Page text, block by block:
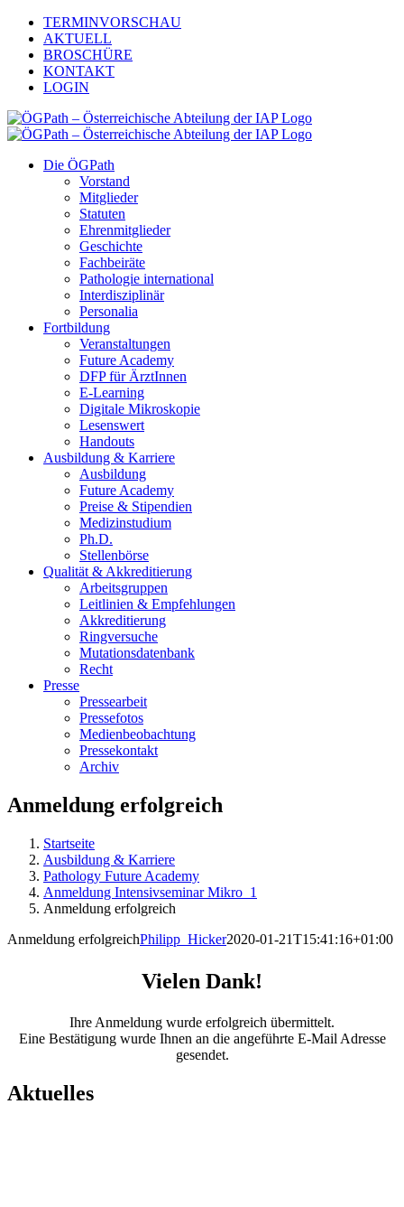
Zum
Inhalt
springen
TERMINVORSCHAU
AKTUELL
BROSCHÜRE
KONTAKT
LOGIN
Die ÖGPath
Vorstand
Mitglieder
Statuten
Ehrenmitglieder
Geschichte
Fachbeiräte
Pathologie international
Interdisziplinär
Personalia
Fortbildung
Veranstaltungen
Future Academy
DFP für ÄrztInnen
E-Learning
Digitale Mikroskopie
Lesenswert
Handouts
Ausbildung & Karriere
Ausbildung
Future Academy
Preise & Stipendien
Medizinstudium
Ph.D.
Stellenbörse
Qualität & Akkreditierung
Arbeitsgruppen
Leitlinien & Empfehlungen
Akkreditierung
Ringversuche
Mutationsdatenbank
Recht
Presse
Pressearbeit
Pressefotos
Medienbeobachtung
Pressekontakt
Archiv
Anmeldung erfolgreich
Startseite
Ausbildung & Karriere
Pathology Future Academy
Anmeldung Intensivseminar Mikro_1
Anmeldung erfolgreich
Anmeldung erfolgreichPhilipp_Hicker2020-01-21T15:41:16+01:00
Vielen Dank!
Ihre Anmeldung wurde erfolgreich übermittelt.
Eine Bestätigung wurde Ihnen an die angeführte E-Mail Adresse
gesendet.
Aktuelles